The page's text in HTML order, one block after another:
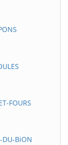
FOURS
BiON